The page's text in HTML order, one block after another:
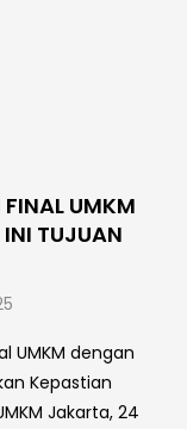
UMKM
TUJUAN
UMKM dengan
Kepastian
Jakarta, 24